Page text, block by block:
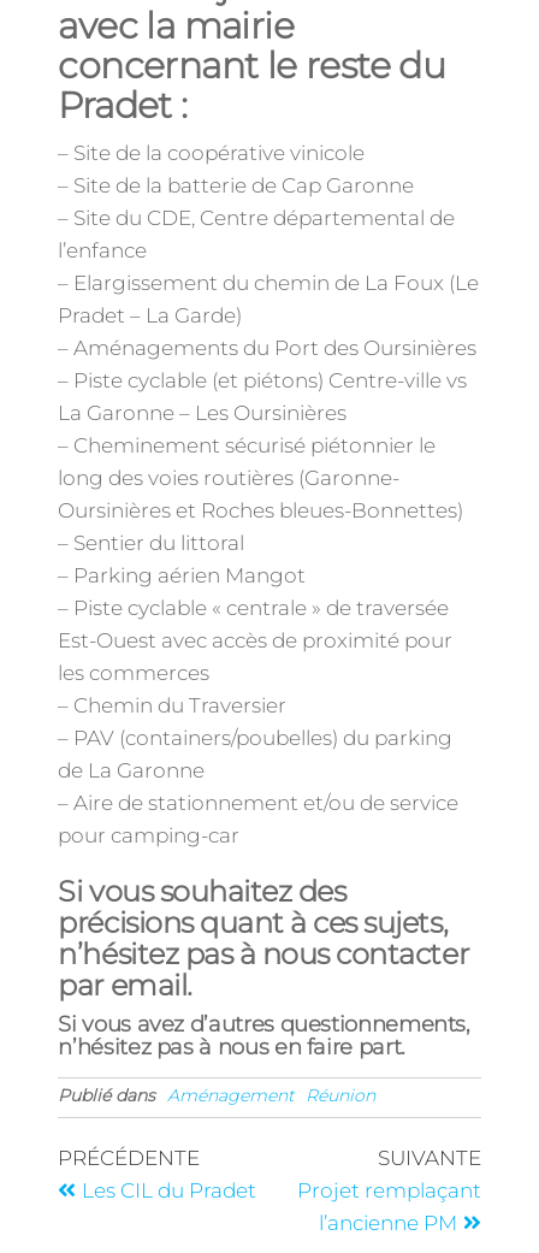
avec la mairie
concernant le reste du
Pradet :
– Site de la coopérative vinicole
– Site de la batterie de Cap Garonne
– Site du CDE, Centre départemental de
l’enfance
– Elargissement du chemin de La Foux (Le
Pradet – La Garde)
– Aménagements du Port des Oursinières
– Piste cyclable (et piétons) Centre-ville vs
La Garonne – Les Oursinières
– Cheminement sécurisé piétonnier le
long des voies routières (Garonne-
Oursinières et Roches bleues-Bonnettes)
– Sentier du littoral
– Parking aérien Mangot
– Piste cyclable « centrale » de traversée
Est-Ouest avec accès de proximité pour
les commerces
– Chemin du Traversier
– PAV (containers/poubelles) du parking
de La Garonne
– Aire de stationnement et/ou de service
pour camping-car
Si vous souhaitez des
précisions quant à ces sujets,
n’hésitez pas à nous contacter
par email.
Si vous avez d’autres questionnements,
n’hésitez pas à nous en faire part.
Publié dans Aménagement Réunion
PRÉCÉDENTE
Les CIL du Pradet
SUIVANTE
Projet remplaçant
l’ancienne PM